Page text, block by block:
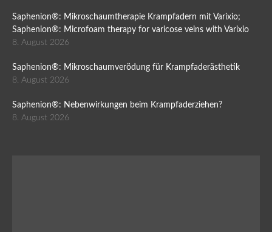
Saphenion®: Mikroschaumtherapie Krampfadern mit Varixio;
Saphenion®: Microfoam therapy for varicose veins with Varixio
8. August 2026
Saphenion®: Mikroschaumverödung für Krampfaderästhetik
8. August 2026
Saphenion®: Nebenwirkungen beim Krampfaderziehen?
8. August 2026